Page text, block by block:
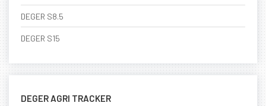
DEGER S8.5
DEGER S15
DEGER AGRI TRACKER